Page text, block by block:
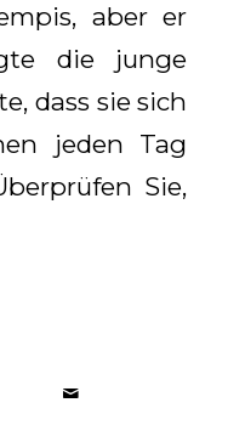
aber er
die junge
dass sie sich
jeden Tag
Sie,